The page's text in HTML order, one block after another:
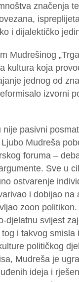
značenja
i dijalektičko
Mudrešinog
kultura koja
jednog od
izvorni
pasivni
Mudreša
foruma –
Sve u
ostvarenje
i dobijao na
zoon
djelatnu svijest
i takvog smisla
političkog
Mudreša je
ideja i